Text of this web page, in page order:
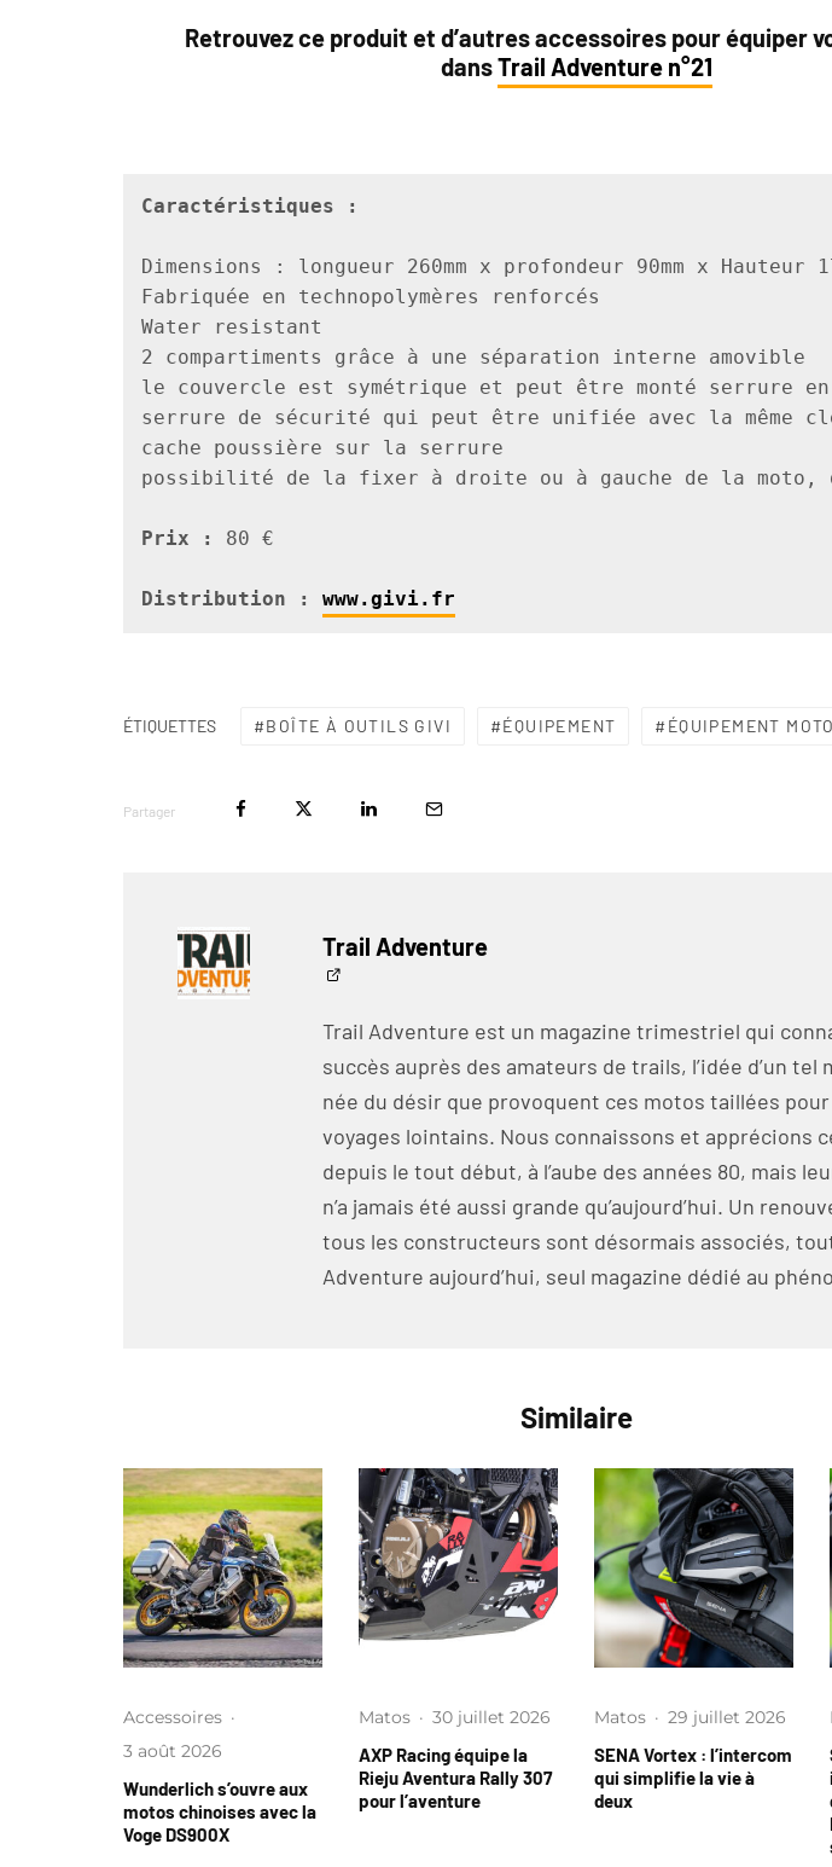
Retrouvez ce produit et d’autres accessoires pour équiper
dansTrail Adventure n°21
Caractéristiques :
Dimensions : longueur 260mm x profondeur 90mm x Hauteur
Fabriquée en technopolymères renforcés
Water resistant
2 compartiments grâce à une séparation interne amovible
le couvercle est symétrique et peut être monté serrure en
serrure de sécurité qui peut être unifiée avec la même
cache poussière sur la serrure
Prix : 80 €
Distribution : www.givi.fr
ÉTIQUETTES BOÎTE À OUTILS GIVI ÉQUIPEMENT ÉQUIPEMENT MOTO
Partager
Trail Adventure
Trail Adventure est un magazine trimestriel qui
succès auprès des amateurs de trails, l’idée d’un tel
née du désir que provoquent ces motos taillées
voyages lointains. Nous connaissons et apprécions
depuis le tout début, à l’aube des années 80, mais
n’a jamais été aussi grande qu’aujourd’hui. Un
tous les constructeurs sont désormais associés,
Adventure aujourd’hui, seul magazine dédié au
Similaire
Accessoires ·
3 août 2026
Wunderlich s’ouvre aux
motos chinoises avec la
Voge DS900X
Matos · 30 juillet 2026
AXP Racing équipe la
Rieju Aventura Rally 307
pour l’aventure
Matos · 29 juillet 2026
SENA Vortex : l’intercom
qui simplifie la vie à
deux